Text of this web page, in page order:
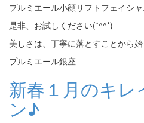
プルミエール小顔リフトフェイシ
是非、お試しください(*^^*)
美しさは、丁寧に落とすことから始
プルミエール銀座
新春１月のキレ
ン♪